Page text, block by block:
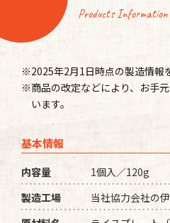
Products Information
※2025年2月1日時点の製造情報
※商品の改定などにより、お手
います。
基本情報
内容量
1個入／120g
製造工場
当社協力会社の